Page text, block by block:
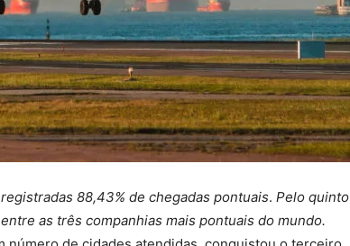
88,43% de chegadas pontuais. Pelo quinto
as três companhias mais pontuais do mundo.